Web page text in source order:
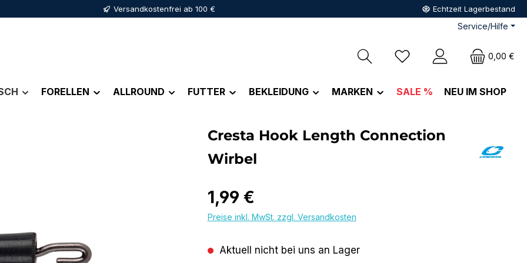
Versandkostenfrei ab 100 € Echtzeit Lagerbestand
Service/Hilfe
Du hast 0 Produkte auf dem
0,00 €
FORELLEN ALLROUND FUTTER BEKLEIDUNG MARKEN SALE % NEU IM SHOP
Cresta Hook Length Connection
Wirbel
Regulärer Preis:
1,99 €
Preise inkl. MwSt. zzgl. Versandkosten
Aktuell nicht bei uns an Lager